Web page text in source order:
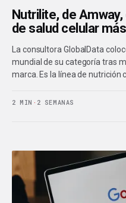
Nutrilite, de
de salud celular
La consultora GlobalData
mundial de su categoría tras
marca. Es la línea de nutrición
2 MIN · 2 SEMANAS